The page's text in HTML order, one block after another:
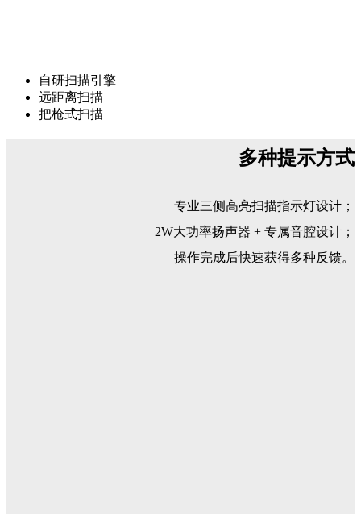
自研扫描引擎
远距离扫描
把枪式扫描
多种提示方式
专业三侧高亮扫描指示灯设计；
2W大功率扬声器 + 专属音腔设计；
操作完成后快速获得多种反馈。